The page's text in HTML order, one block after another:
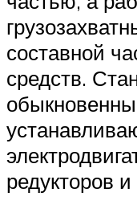
составной
средств.
редукторов и